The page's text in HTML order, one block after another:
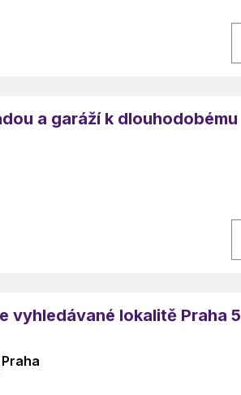
a garáží k dlouhodobému
vyhledávané lokalitě Praha 5